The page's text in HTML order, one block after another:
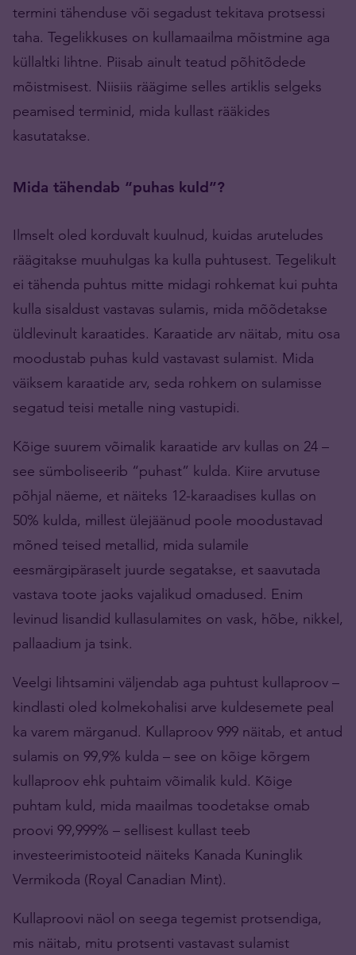
termini tähenduse või segadust tekitava protsessi
taha. Tegelikkuses on kullamaailma mõistmine aga
küllaltki lihtne. Piisab ainult teatud põhitõdede
mõistmisest. Niisiis räägime selles artiklis selgeks
peamised terminid, mida kullast rääkides
kasutatakse.
Mida tähendab “puhas kuld”?
Ilmselt oled korduvalt kuulnud, kuidas aruteludes
räägitakse muuhulgas ka kulla puhtusest. Tegelikult
ei tähenda puhtus mitte midagi rohkemat kui puhta
kulla sisaldust vastavas sulamis, mida mõõdetakse
üldlevinult karaatides. Karaatide arv näitab, mitu osa
moodustab puhas kuld vastavast sulamist. Mida
väiksem karaatide arv, seda rohkem on sulamisse
segatud teisi metalle ning vastupidi.
Kõige suurem võimalik karaatide arv kullas on 24 –
see sümboliseerib “puhast” kulda. Kiire arvutuse
põhjal näeme, et näiteks 12-karaadises kullas on
50% kulda, millest ülejäänud poole moodustavad
mõned teised metallid, mida sulamile
eesmärgipäraselt juurde segatakse, et saavutada
vastava toote jaoks vajalikud omadused. Enim
levinud lisandid kullasulamites on vask, hõbe, nikkel,
pallaadium ja tsink.
Veelgi lihtsamini väljendab aga puhtust kullaproov –
kindlasti oled kolmekohalisi arve kuldesemete peal
ka varem märganud. Kullaproov 999 näitab, et antud
sulamis on 99,9% kulda – see on kõige kõrgem
kullaproov ehk puhtaim võimalik kuld. Kõige
puhtam kuld, mida maailmas toodetakse omab
proovi 99,999% – sellisest kullast teeb
investeerimistooteid näiteks Kanada Kuninglik
Vermikoda (Royal Canadian Mint).
Kullaproovi näol on seega tegemist protsendiga,
mis näitab, mitu protsenti vastavast sulamist